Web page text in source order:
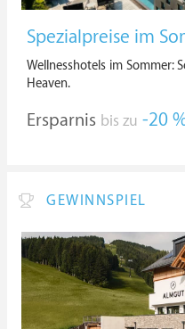
Spezialpreise im
Wellnesshotels im Sommer:
Heaven.
Ersparnis bis zu -20
GEWINNSPIEL